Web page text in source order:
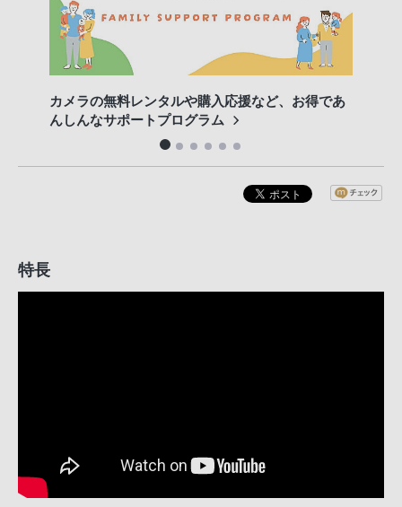
カメラの無料レンタルや購入応援など、お得であ
んしんなサポートプログラム
特長